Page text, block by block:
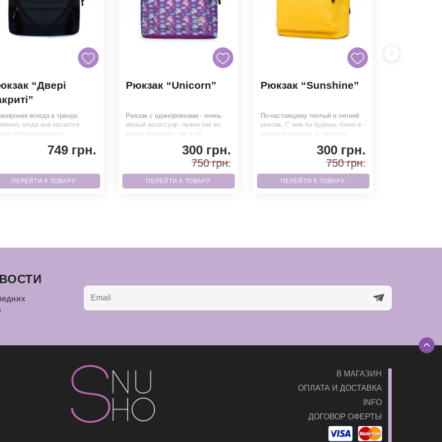
“Двері
всегда в тренде,
когда она касается
неопределенного
749 грн.
ПЕРЕЙТИ К ТОВАРУ
Рюкзак “Unicorn”
Рюкзак с единорожками - очень
милый аксессуар, нужен как во
время обучения, так и на
300 грн.
750 грн.
ПЕРЕЙТИ К ТОВАРУ
Рюкзак “Sunshine”
По-настоящему теплый и летний
рюкзак. С ним ты будешь точно в
центре внимания, а также он
300 грн.
750 грн.
ПЕРЕЙТИ К ТОВАРУ
В МАГАЗИН
ОПЛАТА И ДОСТАВКА
INFO
ДОГОВОР ОФЕРТЫ